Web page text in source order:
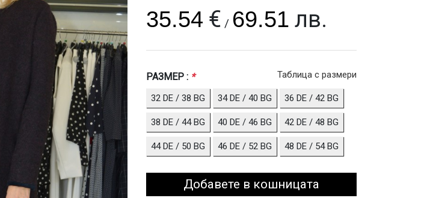
35.54 € / 69.51 лв.
Таблица с размери
РАЗМЕР : *
32 DE / 38 BG 34 DE / 40 BG 36 DE / 42 BG
38 DE / 44 BG 40 DE / 46 BG 42 DE / 48 BG
44 DE / 50 BG 46 DE / 52 BG 48 DE / 54 BG
Добавете в кошницата